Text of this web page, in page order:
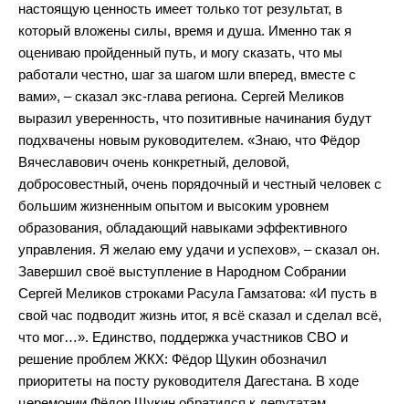
настоящую ценность имеет только тот результат, в
который вложены силы, время и душа. Именно так я
оцениваю пройденный путь, и могу сказать, что мы
работали честно, шаг за шагом шли вперед, вместе с
вами», – сказал экс-глава региона. Сергей Меликов
выразил уверенность, что позитивные начинания будут
подхвачены новым руководителем. «Знаю, что Фёдор
Вячеславович очень конкретный, деловой,
добросовестный, очень порядочный и честный человек с
большим жизненным опытом и высоким уровнем
образования, обладающий навыками эффективного
управления. Я желаю ему удачи и успехов», – сказал он.
Завершил своё выступление в Народном Собрании
Сергей Меликов строками Расула Гамзатова: «И пусть в
свой час подводит жизнь итог, я всё сказал и сделал всё,
что мог…». Единство, поддержка участников СВО и
решение проблем ЖКХ: Фёдор Щукин обозначил
приоритеты на посту руководителя Дагестана. В ходе